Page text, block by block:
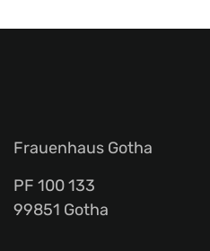
Frauenhaus Gotha
PF 100 133
99851 Gotha